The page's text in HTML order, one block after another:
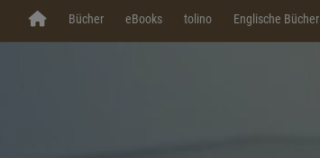
Bücher eBooks tolino Englische Bücher